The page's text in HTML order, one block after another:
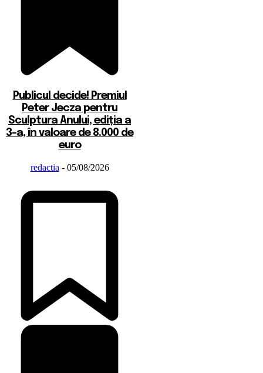
Publicul decide! Premiul
Peter Jecza pentru
Sculptura Anului, ediția a
3-a, în valoare de 8.000 de
euro
redactia - 05/08/2026